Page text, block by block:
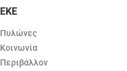
ΕΚΕ
Πυλώνες
Κοινωνία
Περιβάλλον